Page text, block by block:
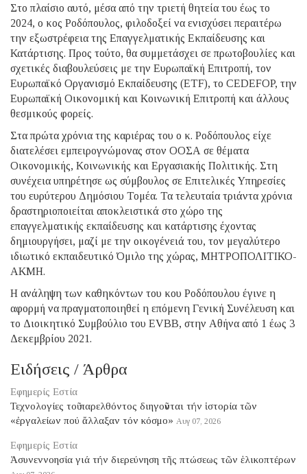
Στο πλαίσιο αυτό, μέσα από την τριετή θητεία του έως το
2024, ο κος Ροδόπουλος, φιλοδοξεί να ενισχύσει περαιτέρω
την εξωστρέφεια της Επαγγελματικής Εκπαίδευσης και
Κατάρτισης. Προς τούτο, θα συμμετάσχει σε πρωτοβουλίες και
σχετικές διαβουλεύσεις με την Ευρωπαϊκή Επιτροπή, τον
Ευρωπαϊκό Οργανισμό Εκπαίδευσης (EΤF), το CEDEFOP, την
Ευρωπαϊκή Οικονομική και Κοινωνική Επιτροπή και άλλους
θεσμικούς φορείς.
Στα πρώτα χρόνια της καριέρας του o κ. Ροδόπουλος είχε
διατελέσει εμπειρογνώμονας στον ΟΟΣΑ σε θέματα
Οικονομικής, Κοινωνικής και Εργασιακής Πολιτικής. Στη
συνέχεια υπηρέτησε ως σύμβουλος σε Επιτελικές Υπηρεσίες
του ευρύτερου Δημόσιου Τομέα. Τα τελευταία τριάντα χρόνια
δραστηριοποιείται αποκλειστικά στο χώρο της
επαγγελματικής εκπαίδευσης και κατάρτισης έχοντας
δημιουργήσει, μαζί με την οικογένειά του, τον μεγαλύτερο
ιδιωτικό εκπαιδευτικό Όμιλο της χώρας, ΜΗΤΡΟΠΟΛΙΤΙΚΟ-
ΑΚΜΗ.
Η ανάληψη των καθηκόντων του κου Ροδόπουλου έγινε η
αφορμή να πραγματοποιηθεί η επόμενη Γενική Συνέλευση και
το Διοικητικό Συμβούλιο του EVBB, στην Αθήνα από 1 έως 3
Δεκεμβρίου 2021.
Ειδήσεις / Άρθρα
Εφημερίς Εστία
Τεχνολογίες τοῦ παρελθόντος διηγοῦνται τήν ἱστορία τῶν
«ἐργαλείων πού ἄλλαξαν τόν κόσμο» Αυγ 07, 2026
Εφημερίς Εστία
Ἀσυνεννοησία γιά τήν διερεύνηση τῆς πτώσεως τῶν ἑλικοπτέρων